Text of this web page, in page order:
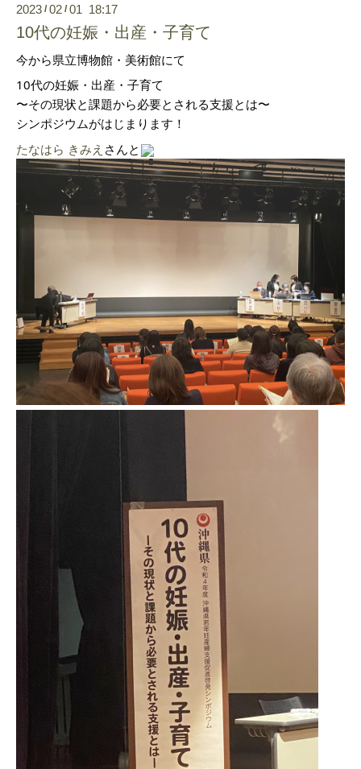
2023 /02 /01 18:17
10代の妊娠・出産・子育て
今から県立博物館・美術館にて
10代の妊娠・出産・子育て
〜その現状と課題から必要とされる支援とは〜
シンポジウムがはじまります！
たなはら きみえ さんと